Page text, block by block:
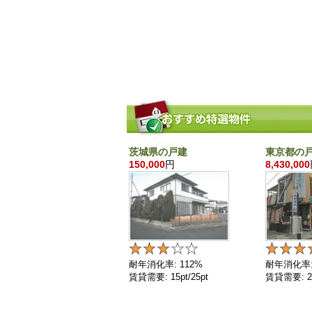
茨城県の戸建
150,000円
耐年消化率: 112%
賃貸需要: 15pt/25pt
東京都の
8,430,000
耐年消化
賃貸需要: